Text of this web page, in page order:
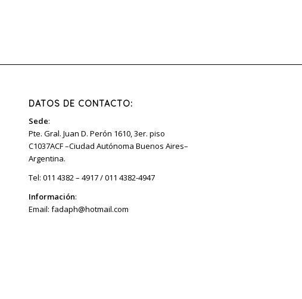
DATOS DE CONTACTO:
Sede:
Pte. Gral. Juan D. Perón 1610, 3er. piso
C1037ACF –Ciudad Autónoma Buenos Aires–
Argentina.
Tel: 011 4382 – 4917 / 011 4382-4947
Información:
Email: fadaph@hotmail.com